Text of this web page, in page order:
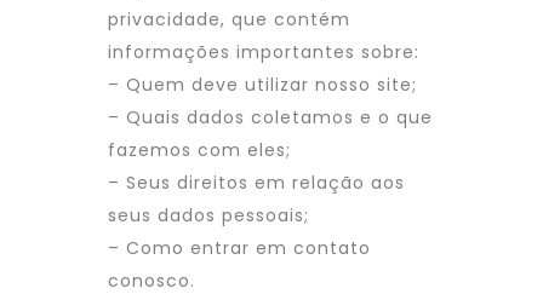
privacidade, que contém
informações importantes sobre:
– Quem deve utilizar nosso site;
– Quais dados coletamos e o que
fazemos com eles;
– Seus direitos em relação aos
seus dados pessoais;
– Como entrar em contato
conosco.